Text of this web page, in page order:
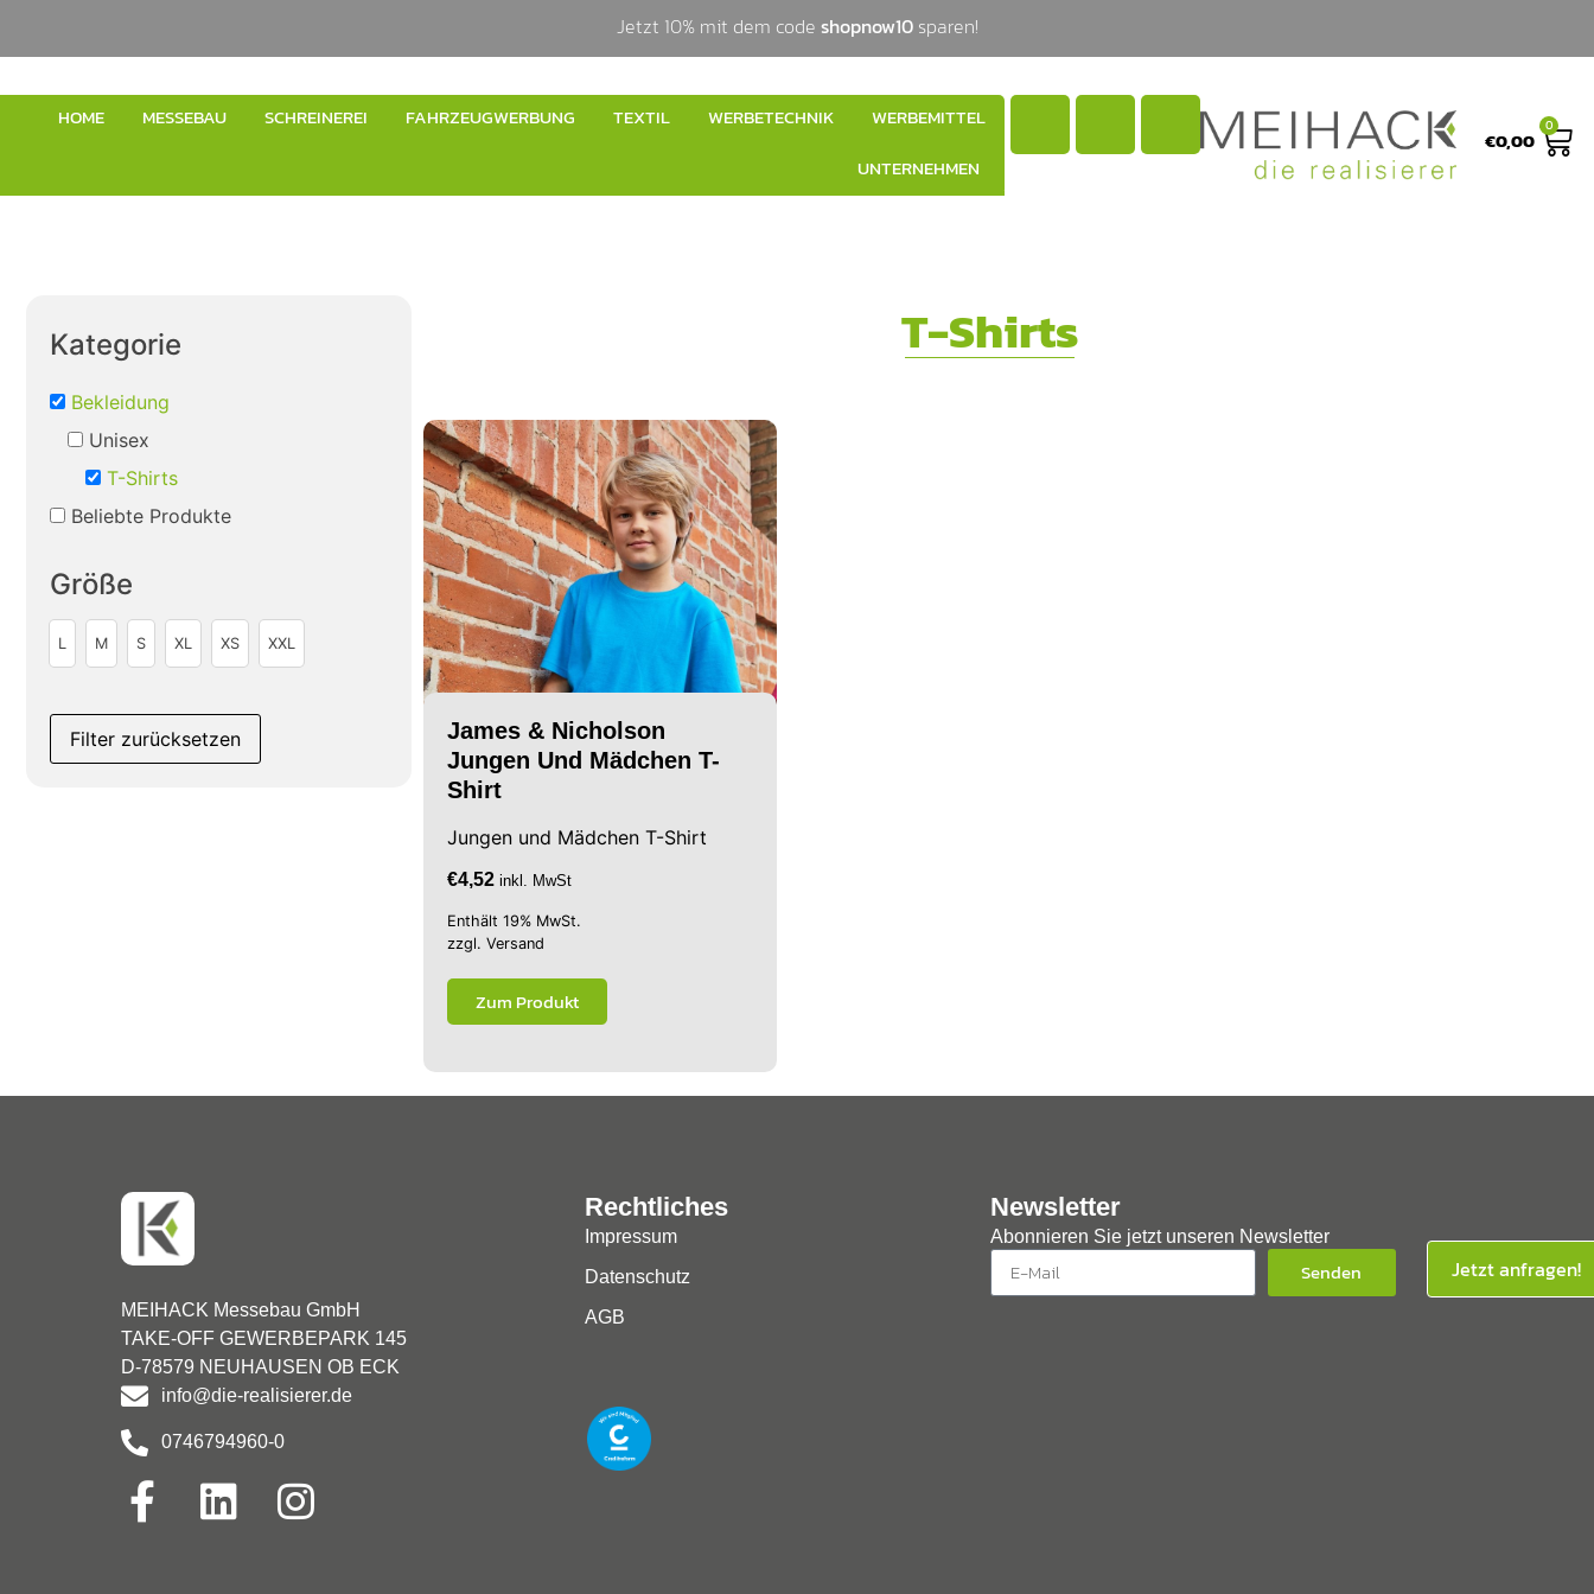
Jetzt 10% mit dem code shopnow10sparen!
HOME MESSEBAU SCHREINEREI FAHRZEUGWERBUNG TEXTIL WERBETECHNIK
WERBEMITTEL
UNTERNEHMEN
€0,00
0
Jetzt anfragen!
Kategorie
Bekleidung
Unisex
T-Shirts
Beliebte Produkte
Größe
L M S XL XS XXL
Filter zurücksetzen
T-Shirts
James & Nicholson
Jungen Und Mädchen T-
Shirt
Jungen und Mädchen T-Shirt
€4,52 inkl. MwSt
Enthält 19% MwSt.
zzgl. Versand
Zum Produkt
MEIHACK Messebau GmbH
TAKE-OFF GEWERBEPARK 145
D-78579 NEUHAUSEN OB ECK
info@die-realisierer.de
0746794960-0
Rechtliches
Impressum
Datenschutz
AGB
Newsletter
Abonnieren Sie jetzt unseren Newsletter
Senden